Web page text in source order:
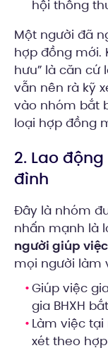
hội thông
Một người đã
hợp đồng mới.
hưu” là căn cứ
vẫn nên rà kỹ
vào nhóm bắt
loại hợp đồng
2. Lao
đình
Đây là nhóm
nhấn mạnh là
người giúp
mọi người làm
Giúp việc
gia BHXH
Làm việc
xét theo